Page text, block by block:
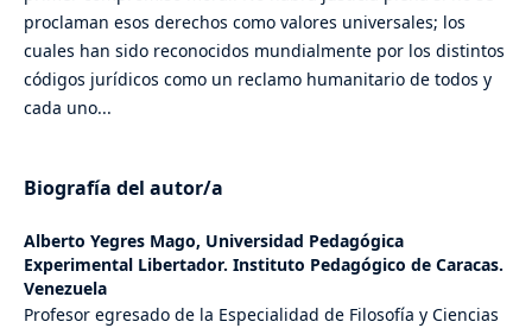
proclaman esos derechos como valores universales; los
cuales han sido reconocidos mundialmente por los distintos
códigos jurídicos como un reclamo humanitario de todos y
cada uno...
Biografía del autor/a
Alberto Yegres Mago, Universidad Pedagógica
Experimental Libertador. Instituto Pedagógico de Caracas.
Venezuela
Profesor egresado de la Especialidad de Filosofía y Ciencias